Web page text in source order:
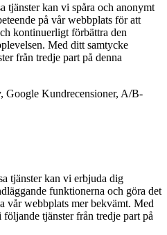
tjänster kan vi spåra och anonymt
på vår webbplats för att
kontinuerligt förbättra den
Med ditt samtycke
från tredje part på denna
Google Kundrecensioner, A/B-
tjänster kan vi erbjuda dig
funktionerna och göra det
vår webbplats mer bekvämt. Med
tjänster från tredje part på